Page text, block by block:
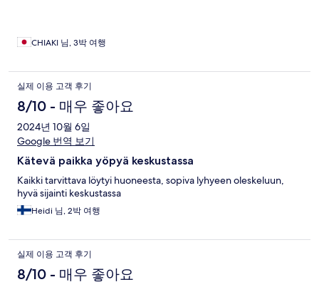
CHIAKI 님, 3박 여행
실제 이용 고객 후기
8/10 - 매우 좋아요
2024년 10월 6일
Google 번역 보기
Kätevä paikka yöpyä keskustassa
Kaikki tarvittava löytyi huoneesta, sopiva lyhyeen oleskeluun,
hyvä sijainti keskustassa
Heidi 님, 2박 여행
실제 이용 고객 후기
8/10 - 매우 좋아요